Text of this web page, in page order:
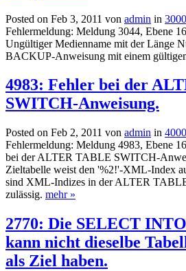
Posted on Feb 3, 2011 von admin in
Fehlermeldung: Meldung 3044, Ebene
Ungültiger Medienname mit der Länge
BACKUP-Anweisung mit einem
4983: Fehler bei der
SWITCH-Anweisung.
Posted on Feb 2, 2011 von admin in
Fehlermeldung: Meldung 4983, Ebene
bei der ALTER TABLE SWITCH-
Zieltabelle weist den '%2!'-XML-Index
sind XML-Indizes in der ALTER
zulässig. mehr »
2770: Die SELECT
kann nicht dieselbe
als Ziel haben.